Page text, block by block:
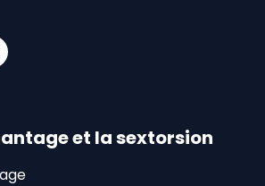
et la sextorsion